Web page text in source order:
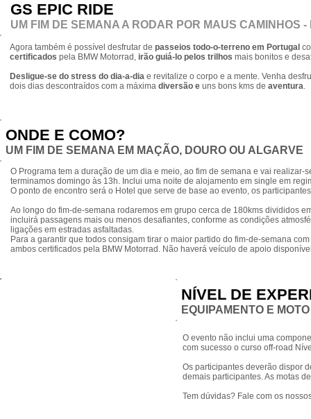
GS EPIC RIDE
UM FIM DE SEMANA A RODAR POR MAUS CAMINHOS
Agora também é possível desfrutar de passeios todo-o-terreno em Portugal
certificados pela BMW Motorrad, irão guiá-lo pelos trilhos mais bonitos e
Desligue-se do stress do dia-a-dia e revitalize o corpo e a mente. Venha
dois dias descontraídos com a máxima diversão e uns bons kms de aventura.
ONDE E COMO?
UM FIM DE SEMANA EM MAÇÃO, DOURO OU ALGARVE
O Programa tem a duração de um dia e meio, ao fim de semana e vai
terminamos domingo às 13h. Inclui uma noite de alojamento em single em
O ponto de encontro será o Hotel que serve de base ao evento, os
Ao longo do fim-de-semana rodaremos em grupo cerca de 180kms divididos
incluirá passagens mais ou menos desafiantes, conforme as condições
ligações em estradas asfaltadas.
Para a garantir que todos consigam tirar o maior partido do fim-de-semana
ambos certificados pela BMW Motorrad. Não haverá veículo de apoio
NÍVEL DE
EQUIPAMENTO E MOTO
O evento não inclui uma
com sucesso o curso off-road
Os participantes deverão dispor
demais participantes. As motas
Tem dúvidas? Fale com os